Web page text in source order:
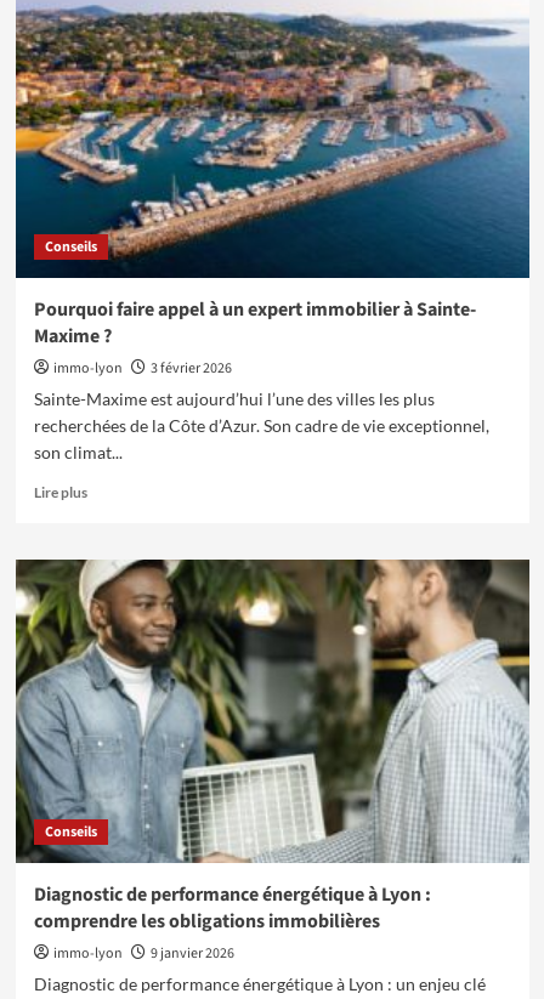
avantages
de
la
climatisation
réversible
pour
un
confort
optimal
Lyon
Conseils
Pourquoi faire appel à un expert immobilier à Sainte-
Maxime ?
immo-lyon
3 février 2026
Sainte-Maxime est aujourd’hui l’une des villes les plus
recherchées de la Côte d’Azur. Son cadre de vie exceptionnel,
son climat...
Lire plusEn
sur
Pourquoi
faire
appel
à
un
expert
immobilier
à
Maxime
?
Conseils
Diagnostic de performance énergétique à Lyon :
comprendre les obligations immobilières
immo-lyon
9 janvier 2026
Diagnostic de performance énergétique à Lyon : un enjeu clé